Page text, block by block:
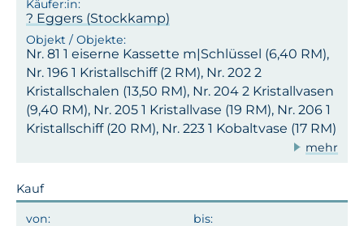
? Eggers (Stockkamp)
Nr. 81 1 eiserne Kassette m|Schlüssel (6,40 RM),
Nr. 196 1 Kristallschiff (2 RM), Nr. 202 2
Kristallschalen (13,50 RM), Nr. 204 2 Kristallvasen
(9,40 RM), Nr. 205 1 Kristallvase (19 RM), Nr. 206 1
Kristallschiff (20 RM), Nr. 223 1 Kobaltvase (17 RM)
mehr
Kauf